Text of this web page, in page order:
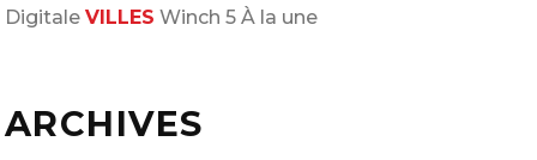
Digitale VILLES Winch 5 À la une
ARCHIVES